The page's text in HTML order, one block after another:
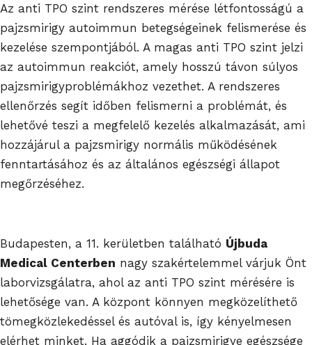
Az anti TPO szint rendszeres mérése létfontosságú a
pajzsmirigy autoimmun betegségeinek felismerése és
kezelése szempontjából. A magas anti TPO szint jelzi
az autoimmun reakciót, amely hosszú távon súlyos
pajzsmirigyproblémákhoz vezethet. A rendszeres
ellenőrzés segít időben felismerni a problémát, és
lehetővé teszi a megfelelő kezelés alkalmazását, ami
hozzájárul a pajzsmirigy normális működésének
fenntartásához és az általános egészségi állapot
megőrzéséhez.
Budapesten, a 11. kerületben található Újbuda
Medical Centerben nagy szakértelemmel várjuk Önt
laborvizsgálatra, ahol az anti TPO szint mérésére is
lehetősége van. A központ könnyen megközelíthető
tömegközlekedéssel és autóval is, így kényelmesen
elérhet minket. Ha aggódik a pajzsmirigye egészsége